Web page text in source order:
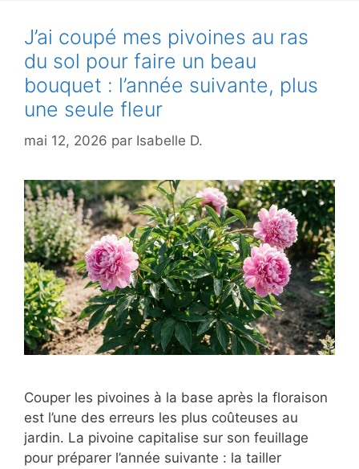
J’ai coupé mes pivoines au ras
du sol pour faire un beau
bouquet : l’année suivante, plus
une seule fleur
mai 12, 2026 par Isabelle D.
Couper les pivoines à la base après la floraison
est l’une des erreurs les plus coûteuses au
jardin. La pivoine capitalise sur son feuillage
pour préparer l’année suivante : la tailler